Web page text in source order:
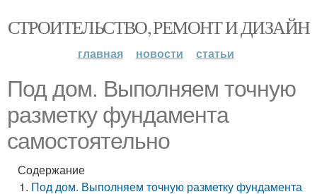
СТРОИТЕЛЬСТВО, РЕМОНТ И ДИЗАЙН
главная новости статьи
Под дом. Выполняем точную
разметку фундамента
самостоятельно
Содержание
Под дом. Выполняем точную разметку фундамента